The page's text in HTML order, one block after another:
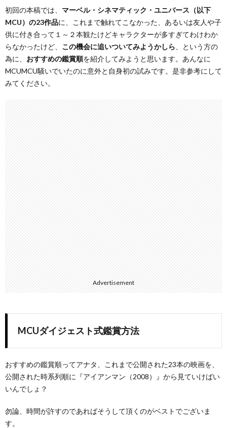
初回の本稿では、 マーベル・シネマティック・ユニバース（以下
MCU）の23作品に、これまで触れてこなかった、あるいは友人や子
供に付き合って１～２本観たけどキャラクターが多すぎてわけわか
らなかったけど、 この機会に追いついてみようかしら 、という方の
為に、 おすすめの鑑賞順を紹介してみようと思います。あんなに
MCUMCU騒いでいたのに意外と自身初の試みです。是非参考にして
みてください。
Advertisement
MCUダイジェスト式鑑賞方法
おすすめの鑑賞順ってアナタ、これまで公開された23本の映画を、
公開された時系列順に『アイアンマン（2008）』から見ていけばい
いんでしょ？
勿論、時間が許すのであればそうして頂くのがベストでございま
す。